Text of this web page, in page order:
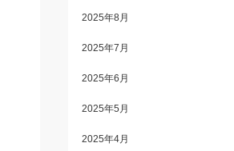
2025年8月
2025年7月
2025年6月
2025年5月
2025年4月